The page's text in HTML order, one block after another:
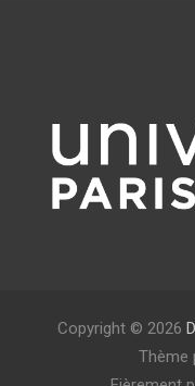
Copyright © 2026
Thème